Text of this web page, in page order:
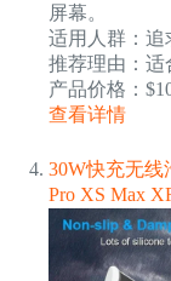
屏幕。
适用人群：追
推荐理由：适
产品价格：
查看详情
30W快充无线
Pro XS Max